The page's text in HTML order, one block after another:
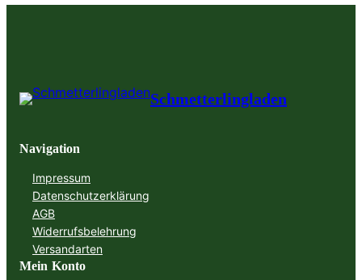
Schmetterlingladen
Navigation
Impressum
Datenschutzerklärung
AGB
Widerrufsbelehrung
Versandarten
Mein Konto